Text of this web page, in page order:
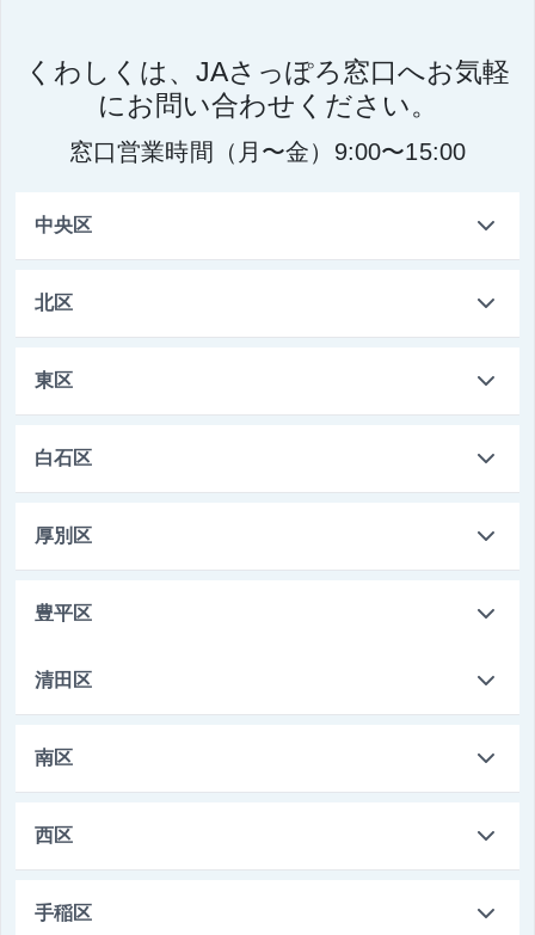
くわしくは、JAさっぽろ窓口へお気軽
にお問い合わせください。
窓口営業時間（月〜金）9:00〜15:00
中央区
011-621-1310
札幌市中央区北10条西24丁目1番10号
中央支店
011-251-2077
札幌市中央区北4条西1丁目1番地 共済ビル1階
北区
011-771-2111
札幌市北区篠路3条10丁目1番1号
新琴似支店
011-726-0111
札幌市北区新琴似8条1丁目1番36号
東区
011-781-4121
札幌市東区北13条東16丁目2番1号
白石区
011-861-0333
札幌市白石区平和通2丁目北4番26号
厚別区
011-891-2115
豊平区
011-831-1156
清田区
011-881-2855
札幌市清田区真栄1条1丁目1番17号
南区
011-591-4111
札幌市南区石山2条9丁目7番88号
西区
011-611-4261
手稲区